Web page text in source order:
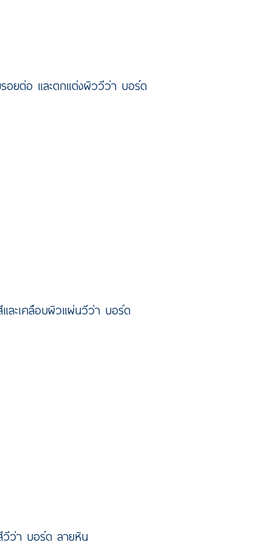
รอยต่อ และตกแต่งผิววีว่า บอร์ด
และเคลือบผิวแผ่นวีว่า บอร์ด
วีว่า บอร์ด ลายหิน